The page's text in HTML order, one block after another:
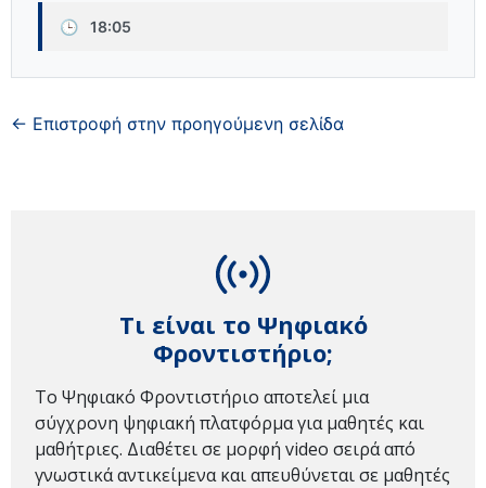
🕒 18:05
← Επιστροφή στην προηγούμενη σελίδα
Τι είναι το Ψηφιακό
Φροντιστήριο;
Το Ψηφιακό Φροντιστήριο αποτελεί μια
σύγχρονη ψηφιακή πλατφόρμα για μαθητές και
μαθήτριες. Διαθέτει σε μορφή video σειρά από
γνωστικά αντικείμενα και απευθύνεται σε μαθητές